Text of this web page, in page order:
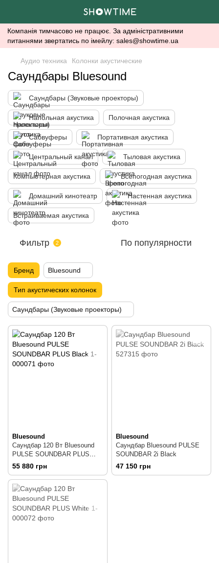
Компанія тимчасово не працює. За адміністративними
питаннями звертатись по імейлу: sales@showtime.ua
Аудио техника Колонки акустические
Саундбары Bluesound
Саундбары (Звуковые проекторы)
Напольная акустика Полочная акустика
Сабвуферы Портативная акустика
Центральный канал Тыловая акустика
Компьютерная акустика Всепогодная акустика
Домашний кинотеатр Настенная акустика
Встраиваемая акустика
Фильтр 2 По популярности
Бренд Bluesound
Тип акустических колонок
Саундбары (Звуковые проекторы)
Bluesound
Саундбар 120 Вт Bluesound
PULSE SOUNDBAR PLUS
Black
55 880 грн
Bluesound
Саундбар Bluesound PULSE
SOUNDBAR 2i Black
47 150 грн